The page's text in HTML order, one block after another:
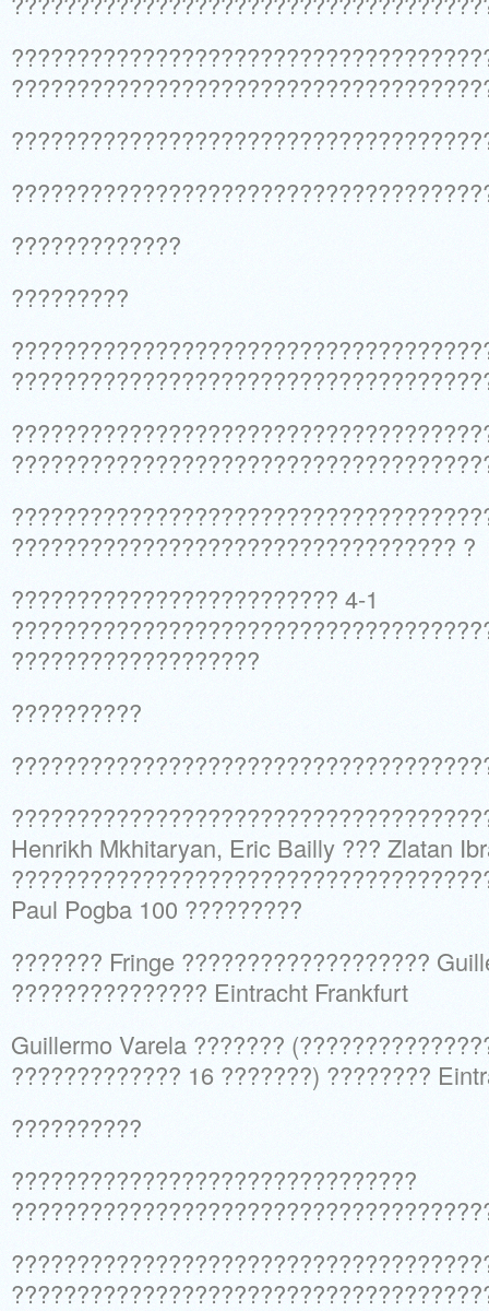
?????????????
?????????
?????????????????????????????????? ?
????????????????????????? 4-1
???????????????????
??????????
Henrikh Mkhitaryan, Eric Bailly ??? Zlatan
Paul Pogba 100 ?????????
??????? Fringe ???????????????????
??????????????? Eintracht Frankfurt
Guillermo Varela ???????
????????????? 16 ???????) ????????
??????????
???????????????????????????????